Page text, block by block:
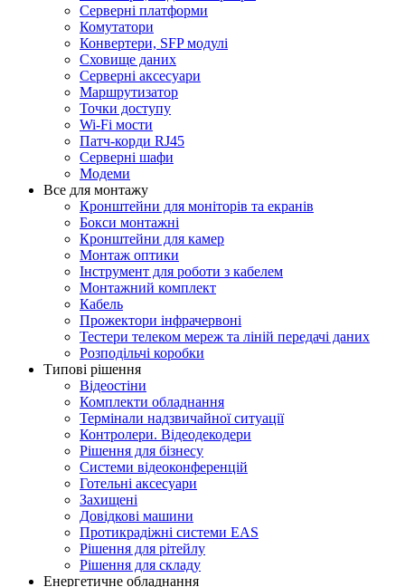
Серверні платформи
Комутатори
Конвертери, SFP модулі
Сховище даних
Серверні аксесуари
Маршрутизатор
Точки доступу
Wi-Fi мости
Патч-корди RJ45
Серверні шафи
Модеми
Все для монтажу
Кронштейни для моніторів та екранів
Бокси монтажні
Кронштейни для камер
Монтаж оптики
Інструмент для роботи з кабелем
Монтажний комплект
Кабель
Прожектори інфрачервоні
Тестери телеком мереж та ліній передачі даних
Розподільчі коробки
Типові рішення
Відеостіни
Комплекти обладнання
Термінали надзвичайної ситуації
Контролери. Відеодекодери
Рішення для бізнесу
Системи відеоконференцій
Готельні аксесуари
Захищені
Довідкові машини
Протикрадіжні системи EAS
Рішення для рітейлу
Рішення для складу
Енергетичне обладнання